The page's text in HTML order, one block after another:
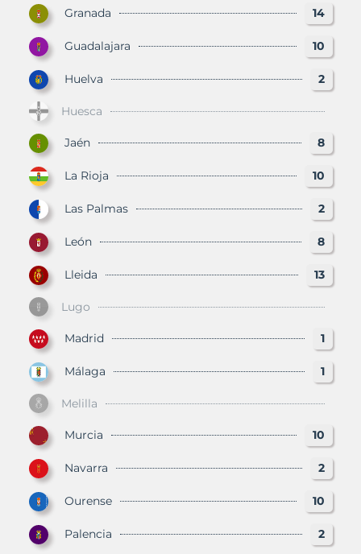
Granada 14
Guadalajara 10
Huelva 2
Huesca
Jaén 8
La Rioja 10
Las Palmas 2
León 8
Lleida 13
Lugo
Madrid 1
Málaga 1
Melilla
Murcia 10
Navarra 2
Ourense 10
Palencia 2